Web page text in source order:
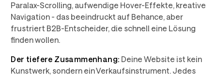
Paralax-Scrolling, aufwendige Hover-Effekte, kreative
Navigation - das beeindruckt auf Behance, aber
frustriert B2B-Entscheider, die schnell eine Lösung
finden wollen.
Der tiefere Zusammenhang: Deine Website ist kein
Kunstwerk, sondern ein Verkaufsinstrument. Jedes